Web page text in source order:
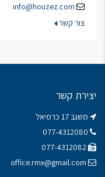
info@houzez.com
צור קשר
יצירת קשר
משגב 17 כרמיאל
office.rmx@gmail.com